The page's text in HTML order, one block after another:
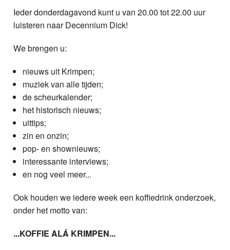
Video
Ieder donderdagavond kunt u van 20.00 tot 22.00 uur
luisteren naar Decennium Dick!
We brengen u:
nieuws uit Krimpen;
muziek van alle tijden;
de scheurkalender;
het historisch nieuws;
uittips;
zin en onzin;
pop- en shownieuws;
interessante interviews;
en nog veel meer...
Ook houden we iedere week een koffiedrink onderzoek,
onder het motto van:
...KOFFIE ALÁ KRIMPEN...